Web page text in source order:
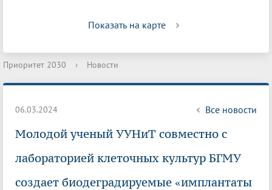
Показать на карте
Приоритет 2030 › Новости
06.03.2024 Все новости
Молодой ученый УУНиТ совместно с
лабораторией клеточных культур БГМУ
создает биодеградируемые «имплантаты